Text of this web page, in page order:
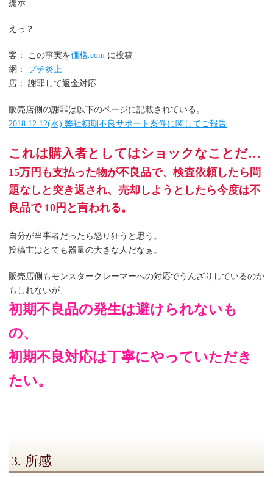
提示
えっ？
客： この事実を価格.com に投稿
網： プチ炎上
店： 謝罪して返金対応
販売店側の謝罪は以下のページに記載されている。
2018.12.12(水) 弊社初期不良サポート案件に関してご報告
これは購入者としてはショックなことだ…
15万円も支払った物が不良品で、検査依頼したら問
題なしと突き返され、売却しようとしたら今度は不
良品で 10円と言われる。
自分が当事者だったら怒り狂うと思う。
投稿主はとても器量の大きな人だなぁ。
販売店側もモンスタークレーマーへの対応でうんざりしているのか
もしれないが、
初期不良品の発生は避けられないも
の、
初期不良対応は丁寧にやっていただき
たい。
3. 所感